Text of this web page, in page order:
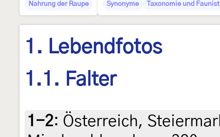
Nahrung der Raupe Synonyme Taxonomie und
1. Lebendfotos
1.1. Falter
1-2: Österreich,